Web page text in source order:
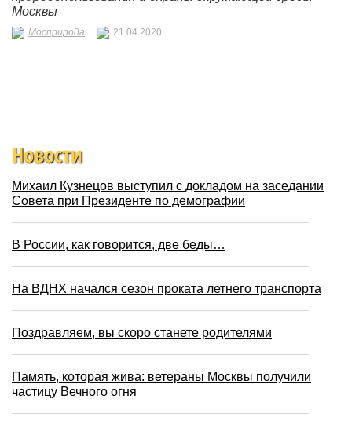
Москвы
Мосприрода 21.04.2020
Новости
Михаил Кузнецов выступил с докладом на заседании
Совета при Президенте по демографии
В России, как говорится, две беды…
На ВДНХ начался сезон проката летнего транспорта
Поздравляем, вы скоро станете родителями
Память, которая жива: ветераны Москвы получили
частицу Вечного огня